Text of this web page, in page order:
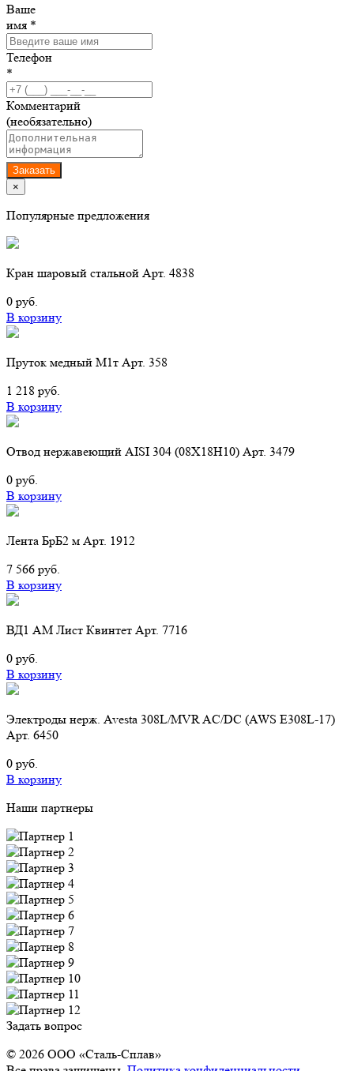
Ваше
имя *
Телефон
*
Комментарий
(необязательно)
Заказать
×
Популярные предложения
Кран шаровый стальной Арт. 4838
0 руб.
В корзину
Пруток медный М1т Арт. 358
1 218 руб.
В корзину
Отвод нержавеющий AISI 304 (08Х18Н10) Арт. 3479
0 руб.
В корзину
Лента БрБ2 м Арт. 1912
7 566 руб.
В корзину
ВД1 АМ Лист Квинтет Арт. 7716
0 руб.
В корзину
Электроды нерж. Avesta 308L/MVR AC/DC (AWS E308L-17)
Арт. 6450
0 руб.
В корзину
Наши партнеры
Задать вопрос
© 2026 OOO «Сталь-Сплав»